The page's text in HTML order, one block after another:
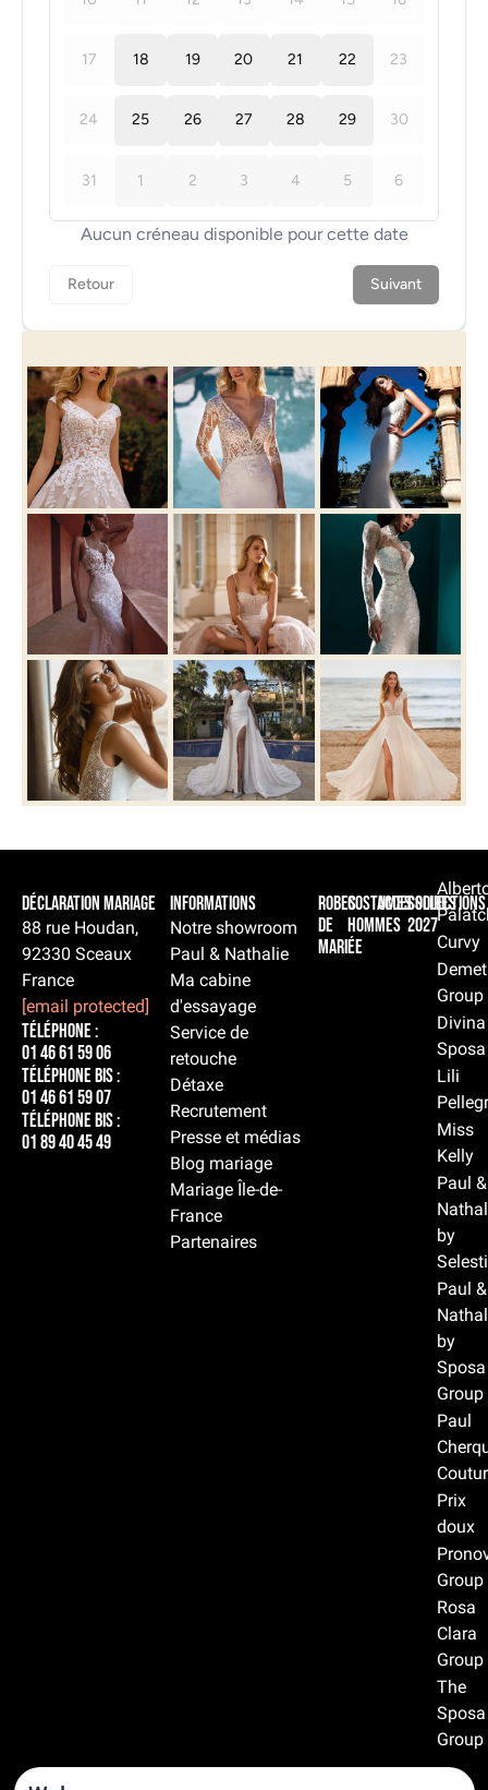
Déclaration Mariage
88 rue Houdan,
92330 Sceaux
France
[email protected]
Téléphone :
01 46 61 59 06
Téléphone BIS :
01 46 61 59 07
Téléphone BIS :
01 89 40 45 49
Informations
Notre showroom
Paul & Nathalie
Ma cabine
d'essayage
Service de
retouche
Détaxe
Recrutement
Presse et médias
Blog mariage
Mariage Île-de-
France
Partenaires
Robes
de
mariée
Costumes
hommes
Accessoires
Collections
2027
Curvy
Group
Divina
Sposa
Lili
Miss
Kelly
Paul &
by
Paul &
by
Sposa
Group
Paul
Prix
doux
Group
Rosa
Clara
Group
The
Sposa
Group